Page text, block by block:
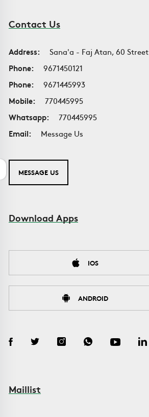
Contact Us
Address:
Sana'a - Faj Atan, 60 Street
Phone:
9671450121
Phone:
9671445993
Mobile:
770445995
Whatsapp:
770445995
Email:
Message Us
MESSAGE US
Download Apps
IOS
ANDROID
Maillist